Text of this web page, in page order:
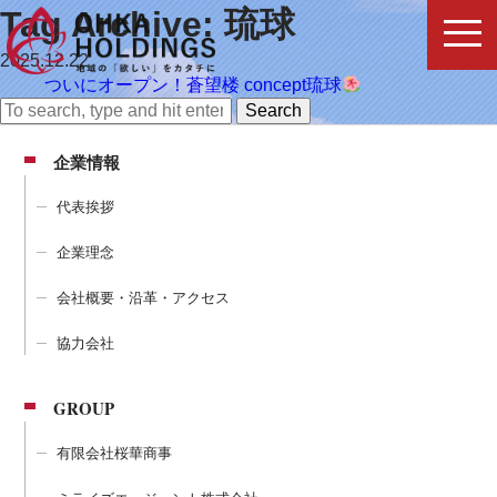
Tag Archive: 琉球
2025.12.22
ついにオープン！蒼望楼 concept琉球
Search
企業情報
代表挨拶
企業理念
会社概要・沿革・アクセス
協力会社
GROUP
有限会社桜華商事